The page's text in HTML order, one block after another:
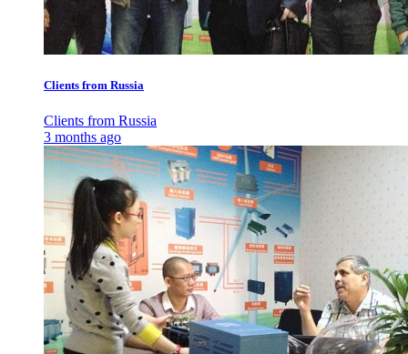
Clients from Russia
Clients from Russia
3 months ago